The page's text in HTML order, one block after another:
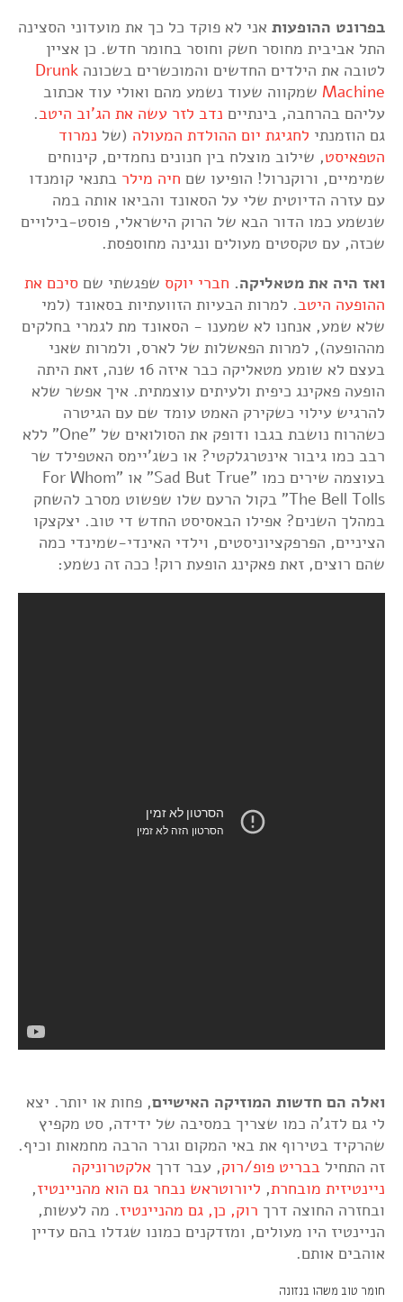
בפרונט ההופעות אני לא פוקד כל כך את מועדוני הסצינה
התל אביבית מחוסר חשק וחוסר בחומר חדש. כן אציין
לטובה את הילדים החדשים והמוכשרים בשכונה Drunk
Machine שמקווה שעוד נשמע מהם ואולי עוד אכתוב
עליהם בהרחבה, בינתיים נדב לזר עשה את הג'וב היטב.
גם הוזמנתי לחגיגת יום ההולדת המעולה (של נמרוד
הטפאיסט, שילוב מוצלח בין חנונים נחמדים, קינוחים
שמימיים, ורוקנרול! הופיעו שם חיה מילר בתנאי קומנדו
עם עזרה הדיוטית שלי על הסאונד והביאו אותה במה
שנשמע כמו הדור הבא של הרוק הישראלי, פוסט-בילויים
שכזה, עם טקסטים מעולים ונגינה מחוספסת.
ואז היה את מטאליקה. חברי יוקס שפגשתי שם סיכם את
ההופעה היטב. למרות הבעיות הזוועתיות בסאונד (למי
שלא שמע, אנחנו לא שמענו - הסאונד מת לגמרי בחלקים
מההופעה), למרות הפאשלות של לארס, ולמרות שאני
בעצם לא שומע מטאליקה כבר איזה 16 שנה, זאת היתה
הופעה פאקינג כיפית ולעיתים עוצמתית. איך אפשר שלא
להרגיש עילוי כשקירק האמט עומד שם עם הגיטרה
כשהרוח נושבת בגבו ודופק את הסולואים של "One" ללא
רבב כמו גיבור אינטרגלקטי? או כשג'יימס האטפילד שר
בעוצמה שירים כמו "Sad But True" או "For Whom
The Bell Tolls" בקול הרעם שלו שפשוט מסרב להשחק
במהלך השנים? אפילו הבאסיסט החדש די טוב. יצקצקו
הציניים, הפרפקציוניסטים, וילדי האינדי-שמינדי כמה
שהם רוצים, זאת פאקינג הופעת רוק! ככה זה נשמע:
ואלה הם חדשות המוזיקה האישיים, פחות או יותר. יצא
לי גם לדג'ה כמו שצריך במסיבה של ידידה, סט מקפיץ
שהרקיד בטירוף את באי המקום וגרר הרבה מחמאות וכיף.
זה התחיל בבריט פופ/רוק, עבר דרך אלקטרוניקה
ניינטיזית מובחרת, ליורוטראש נבחר גם הוא מהניינטיז,
ובחזרה החוצה דרך רוק, כן, גם מהניינטיז. מה לעשות,
הניינטיז היו מעולים, ומזדקנים כמונו שגדלו בהם עדיין
אוהבים אותם.
חומר טוב משהו בנזונה